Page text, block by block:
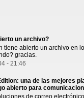
un archivo?
abierto un archivo en
gracias.
- 21:46
una de las mejores
abierto para
de correo